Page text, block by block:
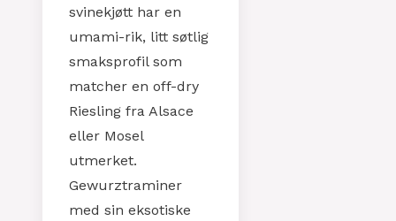
svinekjøtt har en
umami-rik, litt søtlig
smaksprofil som
matcher en off-dry
Riesling fra Alsace
eller Mosel
utmerket.
Gewurztraminer
med sin eksotiske